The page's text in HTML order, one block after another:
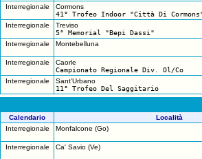
Interregionale
Cormons
41° Trofeo Indoor "Città Di
Interregionale
Treviso
5° Memorial "Bepi Dassi"
Interregionale Montebelluna
Interregionale
Caorle
Campionato Regionale Div. Ol/Co
Interregionale
Sant'Urbano
11° Trofeo Del Saggitario
Calendario
Località
Interregionale Monfalcone (Go)
Interregionale Ca' Savio (Ve)